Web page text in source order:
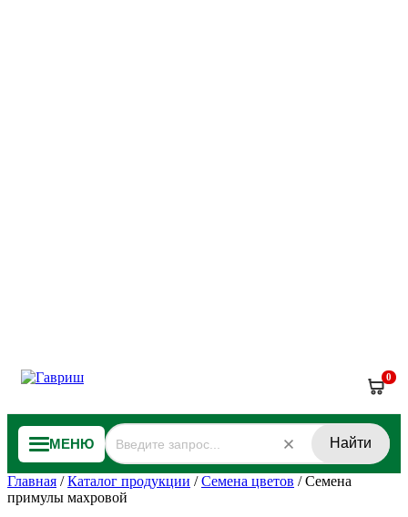
0
МЕНЮ Найти
Главная /Каталог продукции /Семена цветов /Семена
примулы махровой